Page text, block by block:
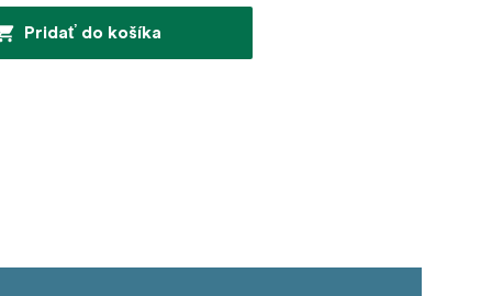
Pridať do košíka